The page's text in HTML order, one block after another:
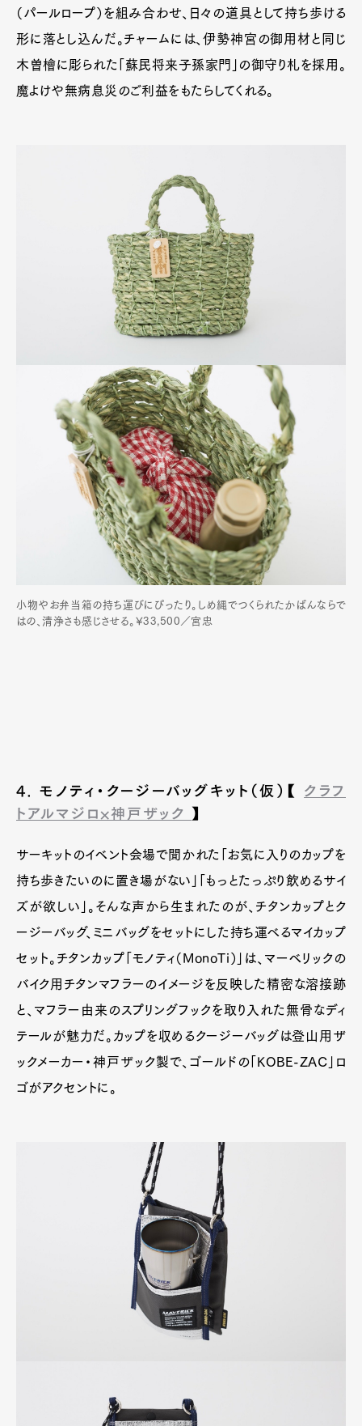
（パールロープ）を組み合わせ、日々の道具として持ち歩ける
形に落とし込んだ。チャームには、伊勢神宮の御用材と同じ
木曽檜に彫られた「蘇民将来子孫家門」の御守り札を採用。
魔よけや無病息災のご利益をもたらしてくれる。
小物やお弁当箱の持ち運びにぴったり。しめ縄でつくられたかばんならで
はの、清浄さも感じさせる。¥33,500／宮忠
4. モノティ・クージーバッグキット（仮）【 クラフ
トアルマジロ×神戸ザック 】
サーキットのイベント会場で聞かれた「お気に入りのカップを
持ち歩きたいのに置き場がない」「もっとたっぷり飲めるサイ
ズが欲しい」。そんな声から生まれたのが、チタンカップとク
ージーバッグ、ミニバッグをセットにした持ち運べるマイカップ
セット。チタンカップ「モノティ（MonoTi）」は、マーベリックの
バイク用チタンマフラーのイメージを反映した精密な溶接跡
と、マフラー由来のスプリングフックを取り入れた無骨なディ
テールが魅力だ。カップを収めるクージーバッグは登山用ザ
ックメーカー・神戸ザック製で、ゴールドの「KOBE-ZAC」ロ
ゴがアクセントに。